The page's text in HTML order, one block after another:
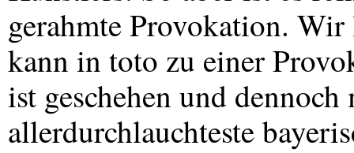
gerahmte Provokation.
kann in toto zu einer
ist geschehen und
allerdurchlauchteste